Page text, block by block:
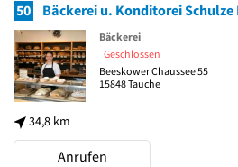
50 Bäckerei u. Konditorei
34,8 km
Bäckerei
Geschlossen
Beeskower Chaussee 55
15848Tauche
Anrufen